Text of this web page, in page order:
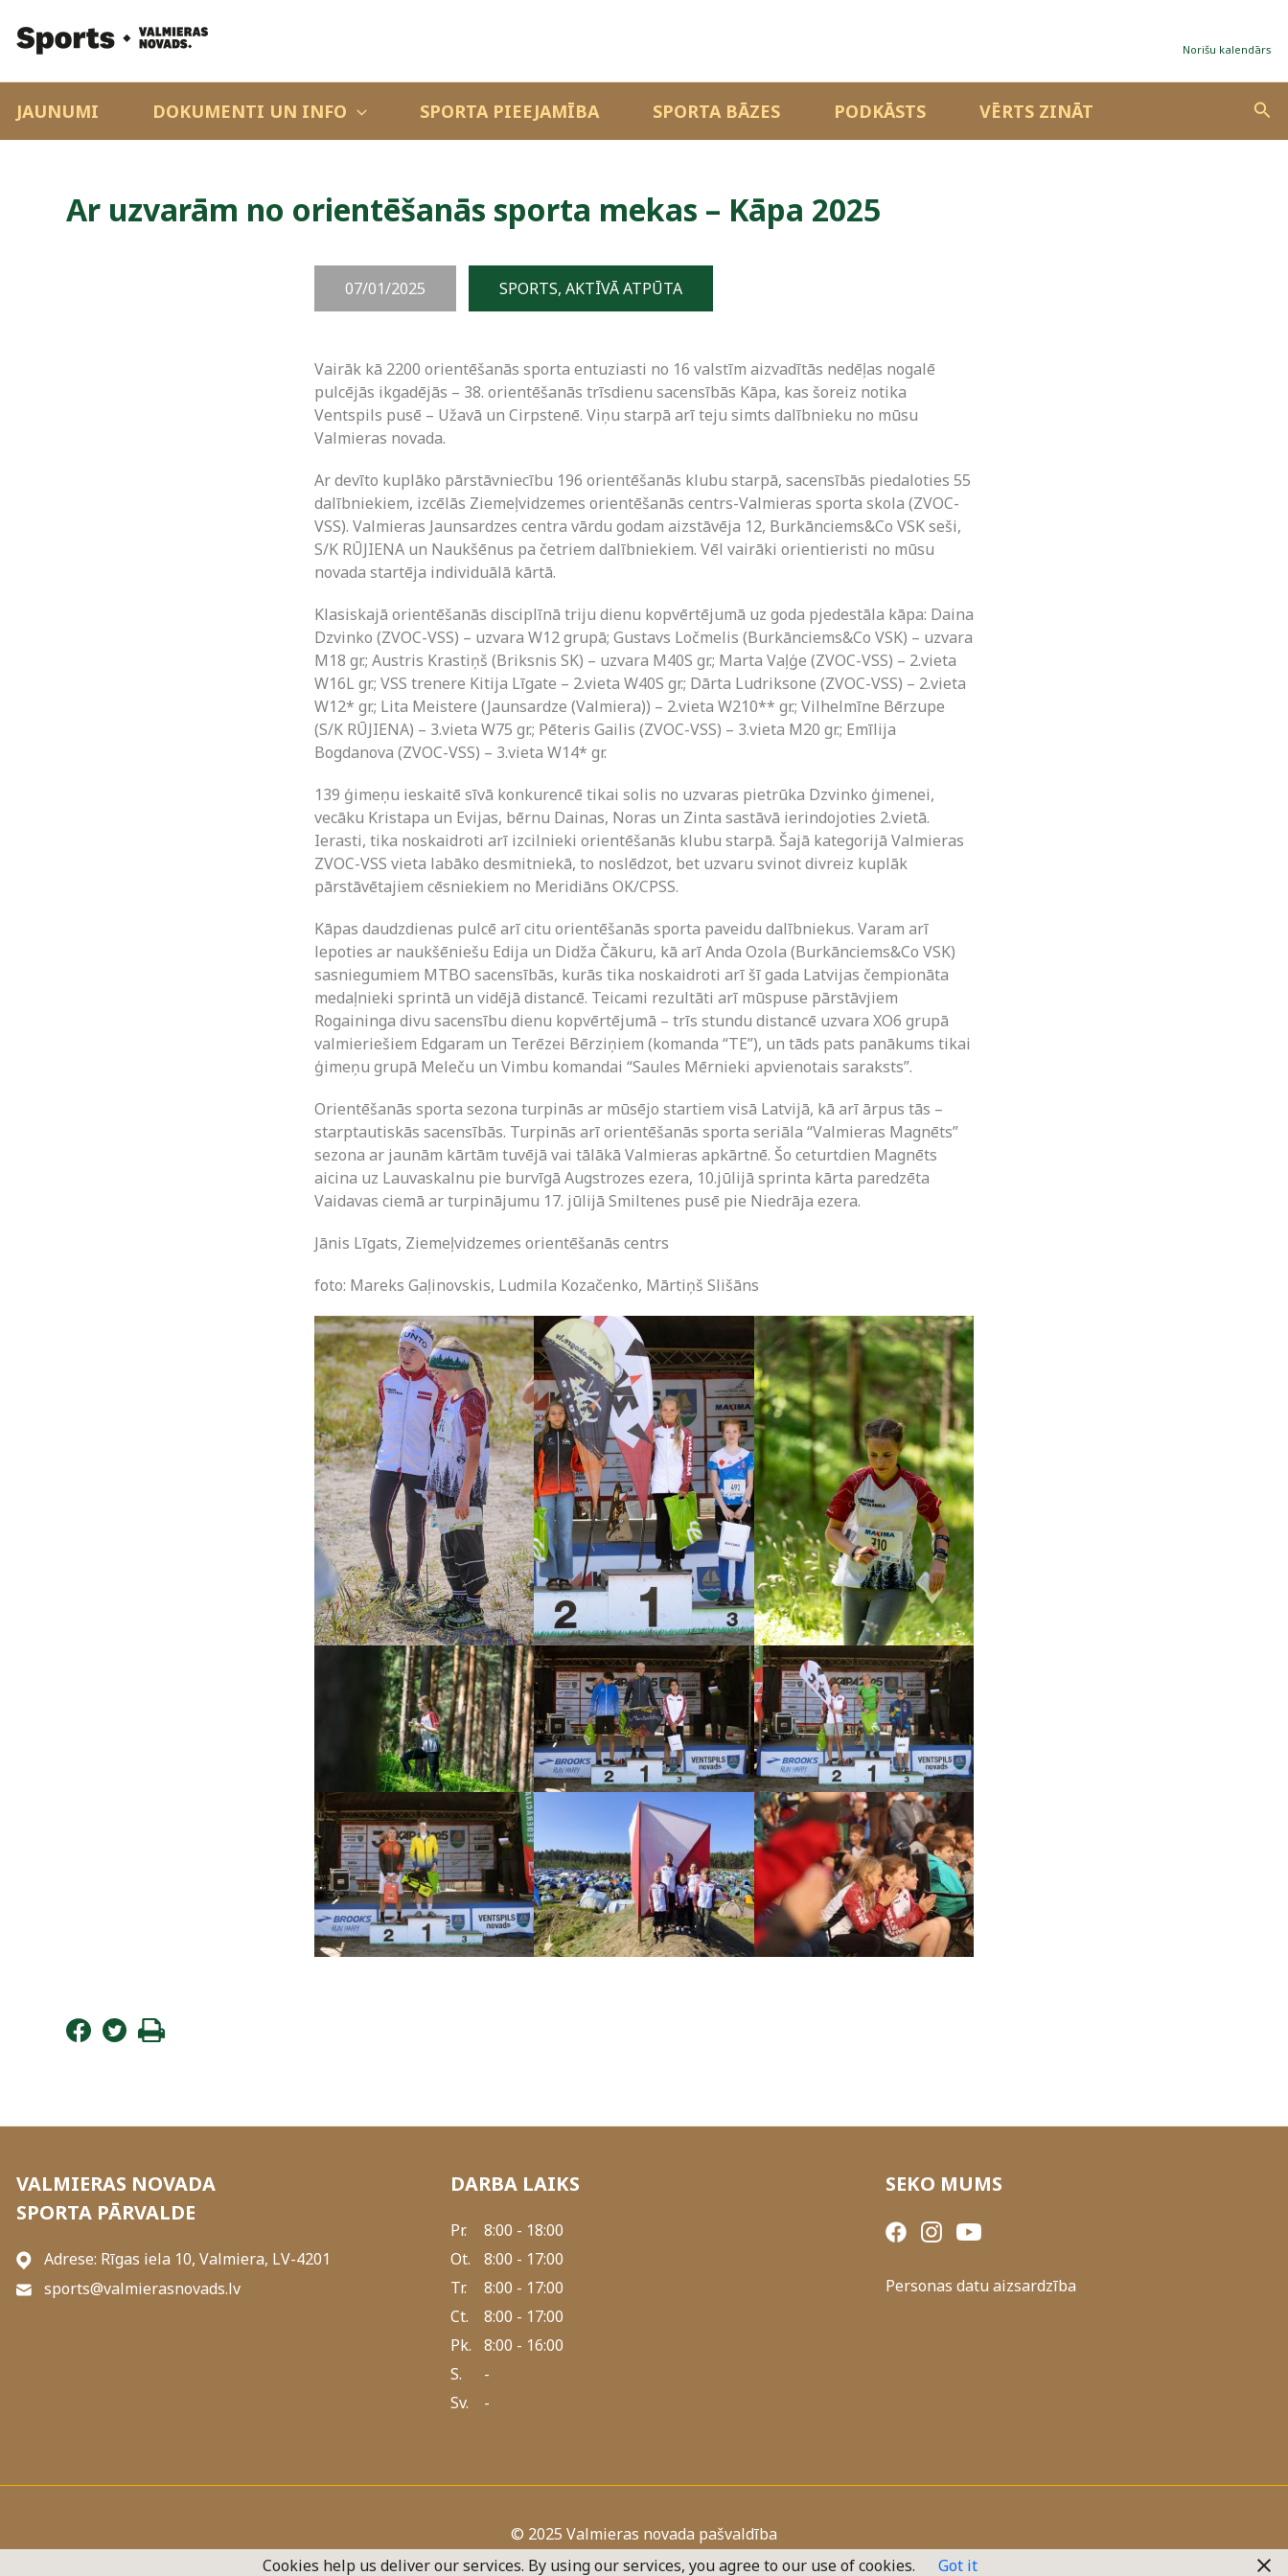
Norišu kalendārs
JAUNUMI DOKUMENTI UN INFO SPORTA PIEEJAMĪBA SPORTA BĀZES PODKĀSTS VĒRTS ZINĀT
Ar uzvarām no orientēšanās sporta mekas – Kāpa 2025
07/01/2025 SPORTS, AKTĪVĀ ATPŪTA
Vairāk kā 2200 orientēšanās sporta entuziasti no 16 valstīm aizvadītās nedēļas nogalē
pulcējās ikgadējās – 38. orientēšanās trīsdienu sacensībās Kāpa, kas šoreiz notika
Ventspils pusē – Užavā un Cirpstenē. Viņu starpā arī teju simts dalībnieku no mūsu
Valmieras novada.
Ar devīto kuplāko pārstāvniecību 196 orientēšanās klubu starpā, sacensībās piedaloties 55
dalībniekiem, izcēlās Ziemeļvidzemes orientēšanās centrs-Valmieras sporta skola (ZVOC-
VSS). Valmieras Jaunsardzes centra vārdu godam aizstāvēja 12, Burkānciems&Co VSK seši,
S/K RŪJIENA un Naukšēnus pa četriem dalībniekiem. Vēl vairāki orientieristi no mūsu
novada startēja individuālā kārtā.
Klasiskajā orientēšanās disciplīnā triju dienu kopvērtējumā uz goda pjedestāla kāpa: Daina
Dzvinko (ZVOC-VSS) – uzvara W12 grupā; Gustavs Ločmelis (Burkānciems&Co VSK) – uzvara
M18 gr.; Austris Krastiņš (Briksnis SK) – uzvara M40S gr.; Marta Vaļģe (ZVOC-VSS) – 2.vieta
W16L gr.; VSS trenere Kitija Līgate – 2.vieta W40S gr.; Dārta Ludriksone (ZVOC-VSS) – 2.vieta
W12* gr.; Lita Meistere (Jaunsardze (Valmiera)) – 2.vieta W210** gr.; Vilhelmīne Bērzupe
(S/K RŪJIENA) – 3.vieta W75 gr.; Pēteris Gailis (ZVOC-VSS) – 3.vieta M20 gr.; Emīlija
Bogdanova (ZVOC-VSS) – 3.vieta W14* gr.
139 ģimeņu ieskaitē sīvā konkurencē tikai solis no uzvaras pietrūka Dzvinko ģimenei,
vecāku Kristapa un Evijas, bērnu Dainas, Noras un Zinta sastāvā ierindojoties 2.vietā.
Ierasti, tika noskaidroti arī izcilnieki orientēšanās klubu starpā. Šajā kategorijā Valmieras
ZVOC-VSS vieta labāko desmitniekā, to noslēdzot, bet uzvaru svinot divreiz kuplāk
pārstāvētajiem cēsniekiem no Meridiāns OK/CPSS.
Kāpas daudzdienas pulcē arī citu orientēšanās sporta paveidu dalībniekus. Varam arī
lepoties ar naukšēniešu Edija un Didža Čākuru, kā arī Anda Ozola (Burkānciems&Co VSK)
sasniegumiem MTBO sacensībās, kurās tika noskaidroti arī šī gada Latvijas čempionāta
medaļnieki sprintā un vidējā distancē. Teicami rezultāti arī mūspuse pārstāvjiem
Rogaininga divu sacensību dienu kopvērtējumā – trīs stundu distancē uzvara XO6 grupā
valmieriešiem Edgaram un Terēzei Bērziņiem (komanda “TE”), un tāds pats panākums tikai
ģimeņu grupā Meleču un Vimbu komandai “Saules Mērnieki apvienotais saraksts”.
Orientēšanās sporta sezona turpinās ar mūsējo startiem visā Latvijā, kā arī ārpus tās –
starptautiskās sacensībās. Turpinās arī orientēšanās sporta seriāla “Valmieras Magnēts”
sezona ar jaunām kārtām tuvējā vai tālākā Valmieras apkārtnē. Šo ceturtdien Magnēts
aicina uz Lauvaskalnu pie burvīgā Augstrozes ezera, 10.jūlijā sprinta kārta paredzēta
Vaidavas ciemā ar turpinājumu 17. jūlijā Smiltenes pusē pie Niedrāja ezera.
Jānis Līgats, Ziemeļvidzemes orientēšanās centrs
foto: Mareks Gaļinovskis, Ludmila Kozačenko, Mārtiņš Slišāns
VALMIERAS NOVADA
SPORTA PĀRVALDE
Adrese: Rīgas iela 10, Valmiera, LV-4201
sports@valmierasnovads.lv
DARBA LAIKS
Pr.
8:00 - 18:00
Ot.
8:00 - 17:00
Tr.
8:00 - 17:00
Ct.
8:00 - 17:00
Pk.
8:00 - 16:00
S.
-
Sv.
-
SEKO MUMS
Personas datu aizsardzība
© 2025 Valmieras novada pašvaldība
Cookies help us deliver our services. By using our services, you agree to our use of cookies.
Got it